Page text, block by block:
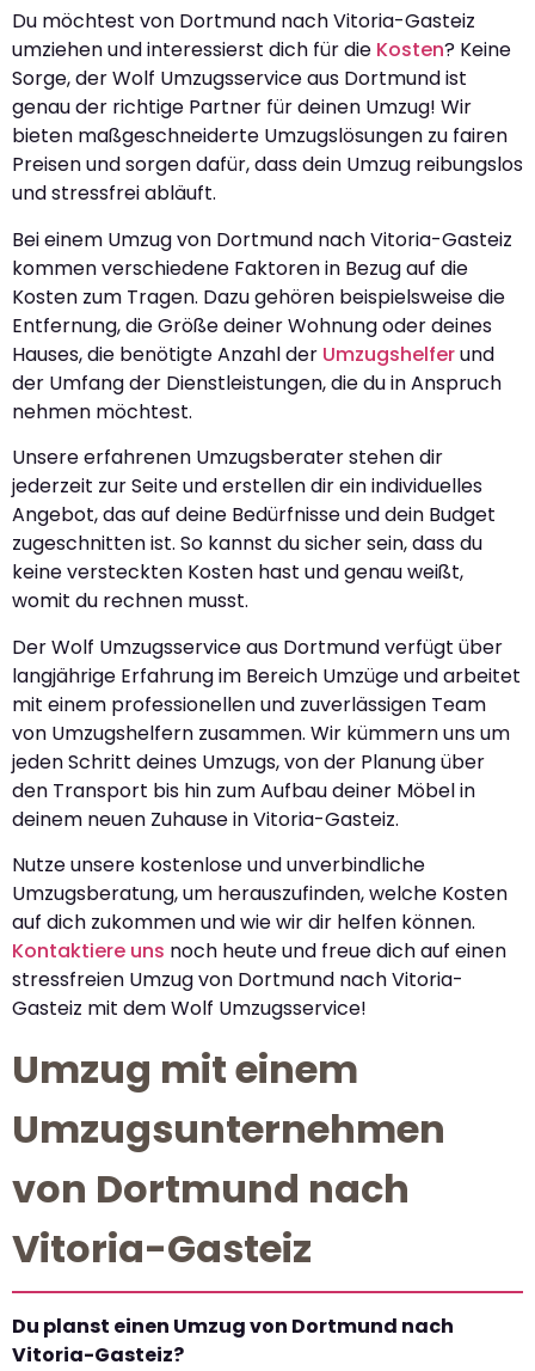
Du möchtest von Dortmund nach Vitoria-Gasteiz
umziehen und interessierst dich für die Kosten? Keine
Sorge, der Wolf Umzugsservice aus Dortmund ist
genau der richtige Partner für deinen Umzug! Wir
bieten maßgeschneiderte Umzugslösungen zu fairen
Preisen und sorgen dafür, dass dein Umzug reibungslos
und stressfrei abläuft.
Bei einem Umzug von Dortmund nach Vitoria-Gasteiz
kommen verschiedene Faktoren in Bezug auf die
Kosten zum Tragen. Dazu gehören beispielsweise die
Entfernung, die Größe deiner Wohnung oder deines
Hauses, die benötigte Anzahl der Umzugshelferund
der Umfang der Dienstleistungen, die du in Anspruch
nehmen möchtest.
Unsere erfahrenen Umzugsberater stehen dir
jederzeit zur Seite und erstellen dir ein individuelles
Angebot, das auf deine Bedürfnisse und dein Budget
zugeschnitten ist. So kannst du sicher sein, dass du
keine versteckten Kosten hast und genau weißt,
womit du rechnen musst.
Der Wolf Umzugsservice aus Dortmund verfügt über
langjährige Erfahrung im Bereich Umzüge und arbeitet
mit einem professionellen und zuverlässigen Team
von Umzugshelfern zusammen. Wir kümmern uns um
jeden Schritt deines Umzugs, von der Planung über
den Transport bis hin zum Aufbau deiner Möbel in
deinem neuen Zuhause in Vitoria-Gasteiz.
Nutze unsere kostenlose und unverbindliche
Umzugsberatung, um herauszufinden, welche Kosten
auf dich zukommen und wie wir dir helfen können.
Kontaktiere uns noch heute und freue dich auf einen
stressfreien Umzug von Dortmund nach Vitoria-
Gasteiz mit dem Wolf Umzugsservice!
Umzug mit einem
Umzugsunternehmen
von Dortmund nach
Vitoria-Gasteiz
Du planst einen Umzug von Dortmund nach
Vitoria-Gasteiz?